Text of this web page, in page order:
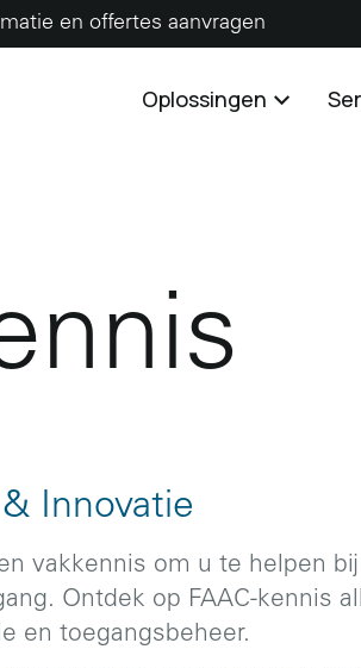
en offertes aanvragen
Oplossingen
Innovatie
vakkennis om u te helpen
Ontdek op FAAC-kennis
en toegangsbeheer.